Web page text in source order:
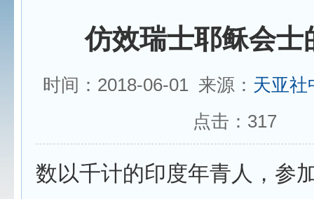
仿效瑞士耶稣会士
时间：2018-06-01 来源： 天亚社
点击： 317
数以千计的印度年青人，参